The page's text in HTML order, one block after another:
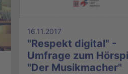
16.11.2017
"Respekt digital" -
Umfrage zum
"Der Musikmacher"